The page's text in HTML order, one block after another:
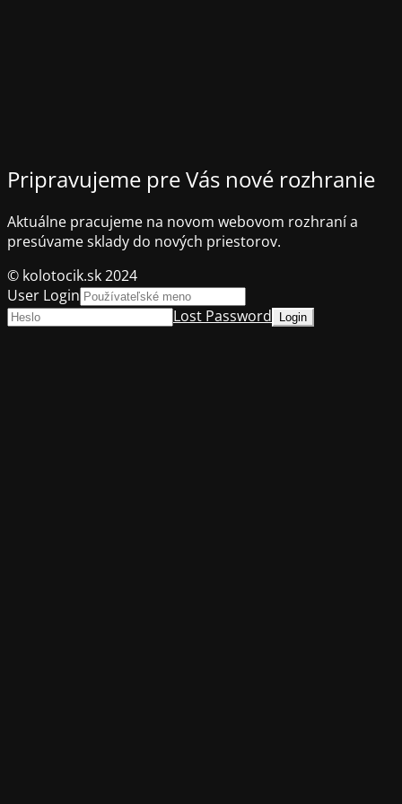
Pripravujeme pre Vás nové rozhranie
Aktuálne pracujeme na novom webovom rozhraní a
presúvame sklady do nových priestorov.
© kolotocik.sk 2024
User Login
Lost Password